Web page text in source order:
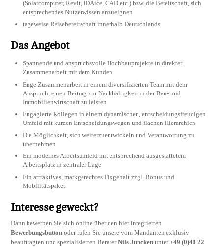
(Solarcomputer, Revit, IDAice, CAD etc.) bzw. die Bereitschaft, sich
entsprechendes Nutzerwissen anzueignen
tageweise Reisebereitschaft innerhalb Deutschlands
Das Angebot
Spannende und anspruchsvolle Hochbauprojekte in direkter
Zusammenarbeit mit dem Kunden
Enge Zusammenarbeit in einem diversifizierten Team mit dem
Anspruch, einen Beitrag zur Nachhaltigkeit in der Bau- und
Immobilienwirtschaft zu leisten
Engagierte Kollegen in einem dynamischen, entscheidungsfreudigen
Umfeld mit kurzen Entscheidungswegen und flachen Hierarchien
Die Möglichkeit, sich weiterzuentwickeln und Verantwortung zu
übernehmen
Ein modernes Arbeitsumfeld mit entsprechend ausgestattetem
Arbeitsplatz in zentraler Lage
Ein attraktives, markgerechtes Fixgehalt zzgl. Bonus und
Mobilitätspaket
Interesse geweckt?
Dann bewerben Sie sich online über den hier integrierten
Bewerbungsbutton oder rufen Sie unsere vom Mandanten exklusiv
beauftragten und spezialisierten BeraterNils Juncken unter+49 (0)40 22